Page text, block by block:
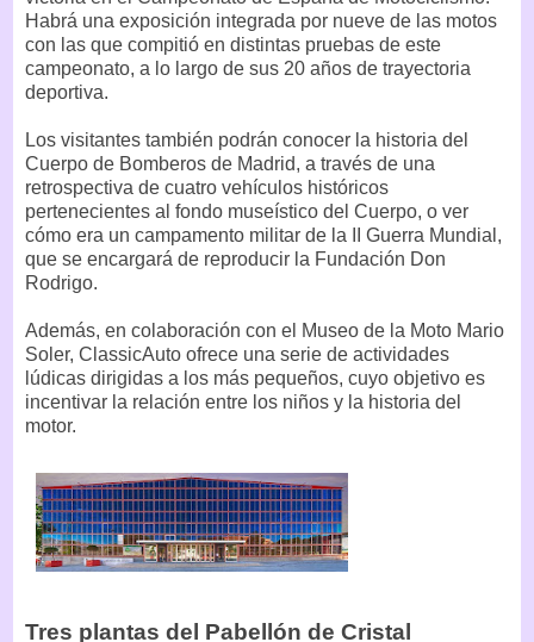
Habrá una exposición integrada por nueve de las motos
con las que compitió en distintas pruebas de este
campeonato, a lo largo de sus 20 años de trayectoria
deportiva.
Los visitantes también podrán conocer la historia del
Cuerpo de Bomberos de Madrid, a través de una
retrospectiva de cuatro vehículos históricos
pertenecientes al fondo museístico del Cuerpo, o ver
cómo era un campamento militar de la II Guerra Mundial,
que se encargará de reproducir la Fundación Don
Rodrigo.
Además, en colaboración con el Museo de la Moto Mario
Soler, ClassicAuto ofrece una serie de actividades
lúdicas dirigidas a los más pequeños, cuyo objetivo es
incentivar la relación entre los niños y la historia del
motor.
Tres plantas del Pabellón de Cristal